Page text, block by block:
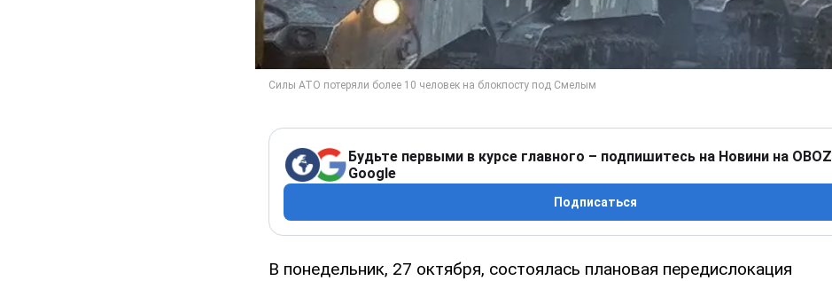
Будьте первыми в курсе главного – подпишитесь на Новини на
Google
Подписаться
В понедельник, 27 октября, состоялась плановая передислокация